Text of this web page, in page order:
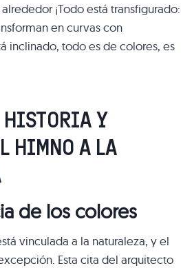
¡Todo está transfigurado:
en curvas con
inclinado, todo es de colores, es
HISTORIA Y
HIMNO A LA
de los colores
vinculada a la naturaleza, y el
Esta cita del arquitecto